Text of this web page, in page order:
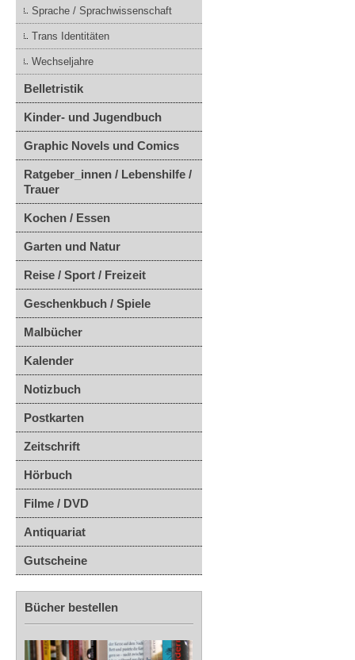
Sprache / Sprachwissenschaft
Trans Identitäten
Wechseljahre
Belletristik
Kinder- und Jugendbuch
Graphic Novels und Comics
Ratgeber_innen / Lebenshilfe /
Trauer
Kochen / Essen
Garten und Natur
Reise / Sport / Freizeit
Geschenkbuch / Spiele
Malbücher
Kalender
Notizbuch
Postkarten
Zeitschrift
Hörbuch
Filme / DVD
Antiquariat
Gutscheine
Bücher bestellen